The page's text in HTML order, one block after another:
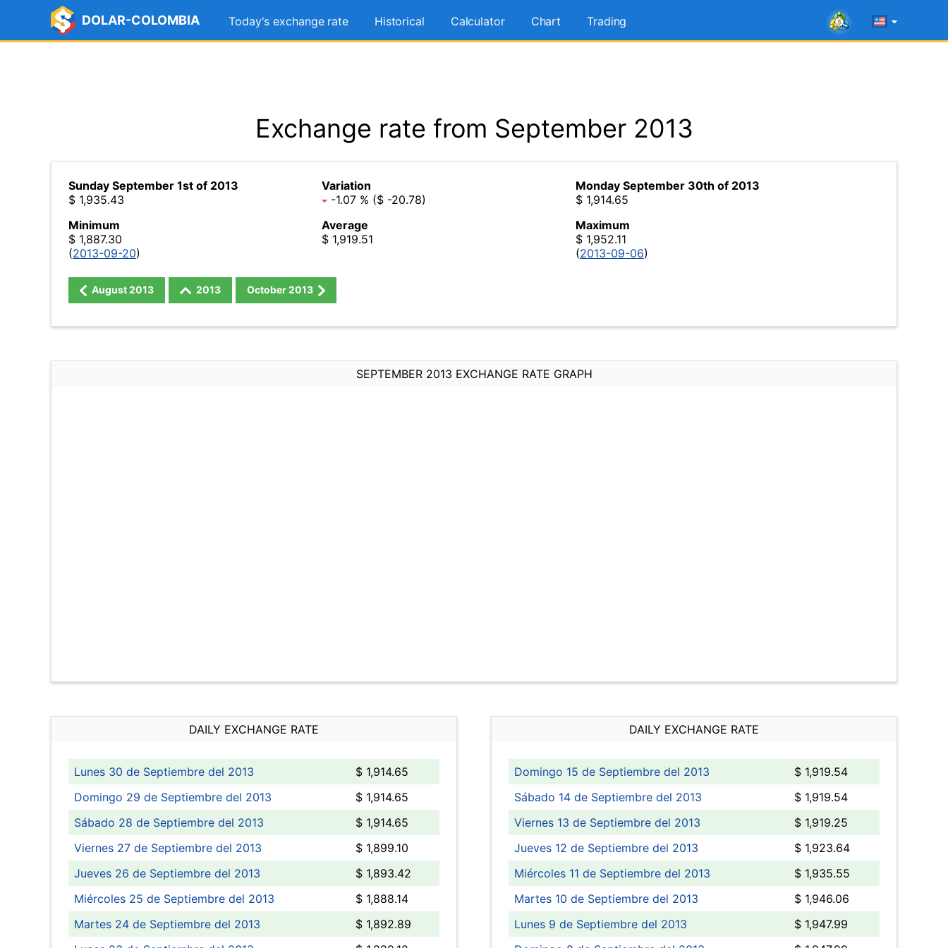
DOLAR-COLOMBIA Today's exchange rate Historical Calculator Chart Trading
Exchange rate from September 2013
Sunday September 1st of 2013
$ 1,935.43
Variation
-1.07 % ($ -20.78)
Monday September 30th of 2013
$ 1,914.65
Minimum
$ 1,887.30
(2013-09-20)
Average
$ 1,919.51
Maximum
$ 1,952.11
(2013-09-06)
August2013 2013 October2013
SEPTEMBER 2013 EXCHANGE RATE GRAPH
DAILY EXCHANGE RATE
Lunes 30 de Septiembre del 2013
$ 1,914.65
Domingo 29 de Septiembre del 2013
$ 1,914.65
Sábado 28 de Septiembre del 2013
$ 1,914.65
Viernes 27 de Septiembre del 2013
$ 1,899.10
Jueves 26 de Septiembre del 2013
$ 1,893.42
Miércoles 25 de Septiembre del 2013
$ 1,888.14
Martes 24 de Septiembre del 2013
$ 1,892.89
DAILY EXCHANGE RATE
Domingo 15 de Septiembre del 2013
$ 1,919.54
Sábado 14 de Septiembre del 2013
$ 1,919.54
Viernes 13 de Septiembre del 2013
$ 1,919.25
Jueves 12 de Septiembre del 2013
$ 1,923.64
Miércoles 11 de Septiembre del 2013
$ 1,935.55
Martes 10 de Septiembre del 2013
$ 1,946.06
Lunes 9 de Septiembre del 2013
$ 1,947.99